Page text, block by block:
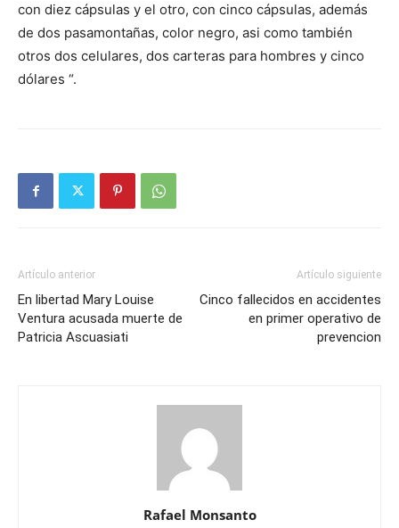
con diez cápsulas y el otro, con cinco cápsulas, además
de dos pasamontañas, color negro, asi como también
otros dos celulares, dos carteras para hombres y cinco
dólares “.
Artículo anterior
En libertad Mary Louise
Ventura acusada muerte de
Patricia Ascuasiati
Artículo siguiente
Cinco fallecidos en accidentes
en primer operativo de
prevencion
Rafael Monsanto